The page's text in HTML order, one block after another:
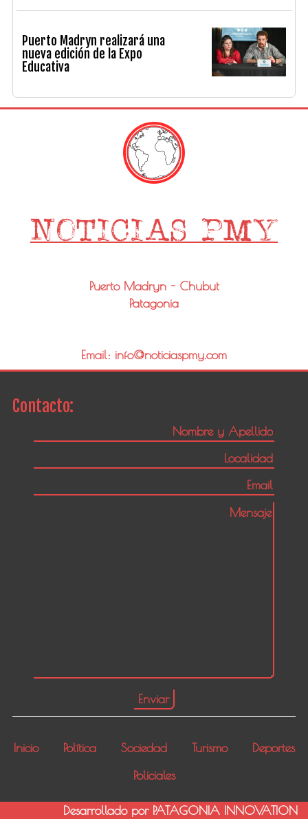
Puerto Madryn realizará una
nueva edición de la Expo
Educativa
Puerto Madryn - Chubut
Patagonia
Email: info@noticiaspmy.com
Contacto:
Inicio Política Sociedad Turismo
Deportes
Policiales
Desarrollado por PATAGONIA INNOVATION